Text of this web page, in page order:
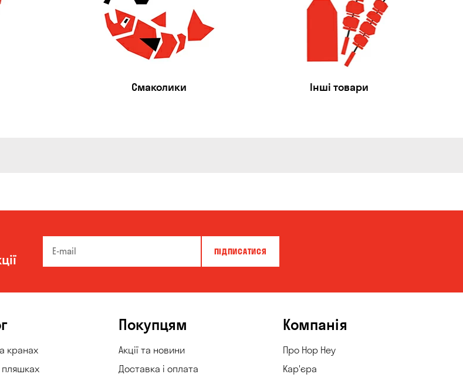
Смаколики Інші товари
ПІДПИСАТИСЯ
кранах
пляшках
Покупцям
Акції та новини
Доставка і оплата
Компанія
Про Hop Hey
Кар'єра